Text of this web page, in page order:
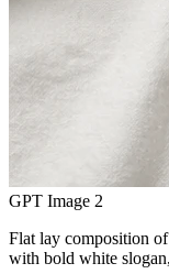
GPT Image 2
Flat lay composition
with bold white